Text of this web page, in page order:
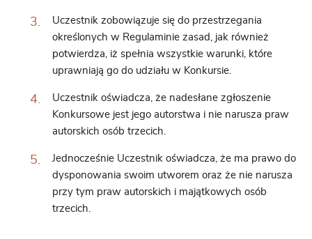
Uczestnik zobowiązuje się do przestrzegania
określonych w Regulaminie zasad, jak również
potwierdza, iż spełnia wszystkie warunki, które
uprawniają go do udziału w Konkursie.
Uczestnik oświadcza, że nadesłane zgłoszenie
Konkursowe jest jego autorstwa i nie narusza praw
autorskich osób trzecich.
Jednocześnie Uczestnik oświadcza, że ma prawo do
dysponowania swoim utworem oraz że nie narusza
przy tym praw autorskich i majątkowych osób
trzecich.